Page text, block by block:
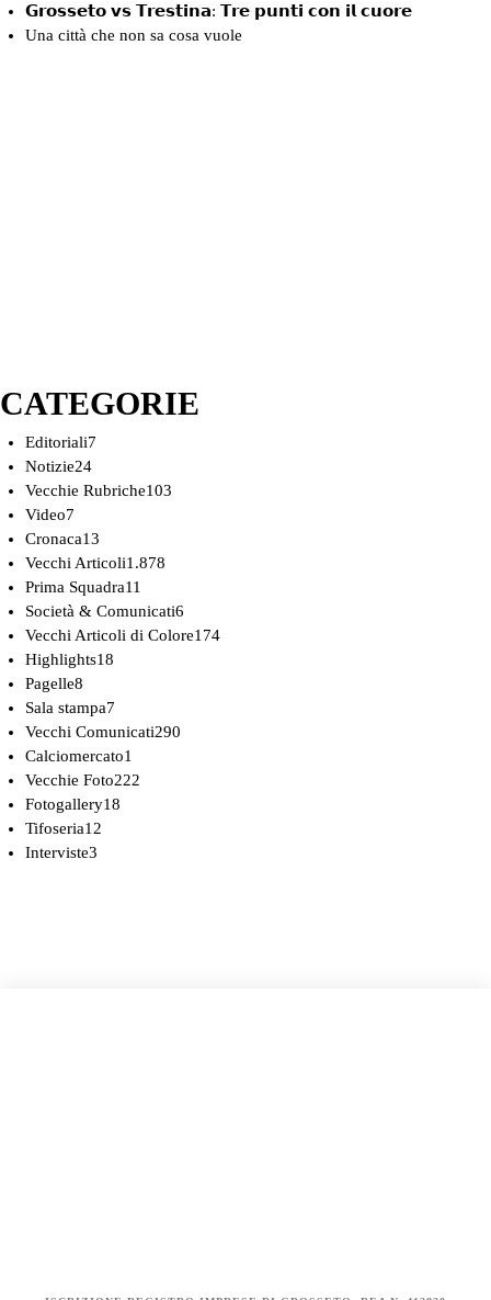
𝗚𝗿𝗼𝘀𝘀𝗲𝘁𝗼 𝘃𝘀 𝗧𝗿𝗲𝘀𝘁𝗶𝗻𝗮: 𝗧𝗿𝗲 𝗽𝘂𝗻𝘁𝗶 𝗰𝗼𝗻 𝗶𝗹 𝗰𝘂𝗼𝗿𝗲
Una città che non sa cosa vuole
CATEGORIE
Editoriali7
Notizie24
Vecchie Rubriche103
Video7
Cronaca13
Vecchi Articoli1.878
Prima Squadra11
Società & Comunicati6
Vecchi Articoli di Colore174
Highlights18
Pagelle8
Sala stampa7
Vecchi Comunicati290
Calciomercato1
Vecchie Foto222
Fotogallery18
Tifoseria12
Interviste3